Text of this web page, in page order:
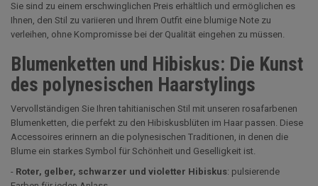
Sie sind zu einem erschwinglichen Preis erhältlich und ermöglichen es
Ihnen, den Stil zu variieren und Ihrem Outfit eine blumige Note zu
verleihen, ohne Kompromisse bei der Qualität eingehen zu müssen.
Blumenketten und Hibiskus: Die Kunst
des polynesischen Haarstylings
Vervollständigen Sie Ihren tahitianischen Stil mit unseren rosafarbenen
Blumenketten, die perfekt zu den Hibiskusblüten im Haar passen. Diese
Accessoires erinnern an die polynesischen Traditionen, in denen die
Blume ein starkes Symbol für Schönheit und Geselligkeit ist.
- Roter, gelber, schwarzer und violetter Hibiskus: pulsierende